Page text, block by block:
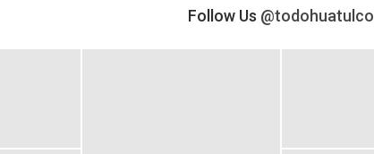
Follow Us @todohuatulco